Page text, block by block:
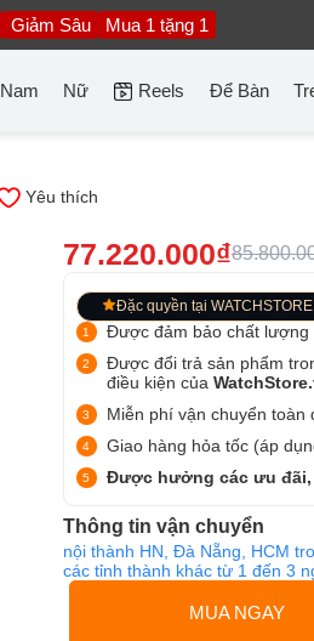
Giảm Sâu Mua 1 tặng 1
Nam Nữ Reels Để Bàn
Yêu thích
77.220.000₫
Đặc quyền tại WATCHSTORE
Được đảm bảo chất lượng
Được đổi trả sản phẩm
điều kiện của
Miễn phí vận chuyển toàn
Giao hàng hỏa tốc (áp
Được hưởng các ưu đãi,
Thông tin vận chuyển
nội thành HN, Đà Nẵng, HCM
các tỉnh thành khác từ 1 đến 3
MUA NGAY